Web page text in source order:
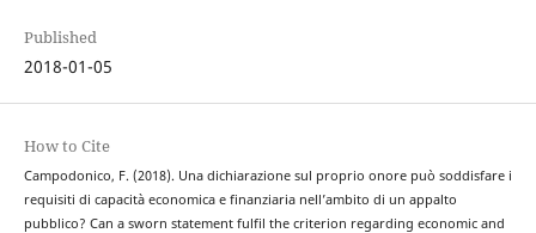
Published
2018-01-05
How to Cite
Campodonico, F. (2018). Una dichiarazione sul proprio onore può soddisfare i
requisiti di capacità economica e finanziaria nell’ambito di un appalto
pubblico? Can a sworn statement fulfil the criterion regarding economic and